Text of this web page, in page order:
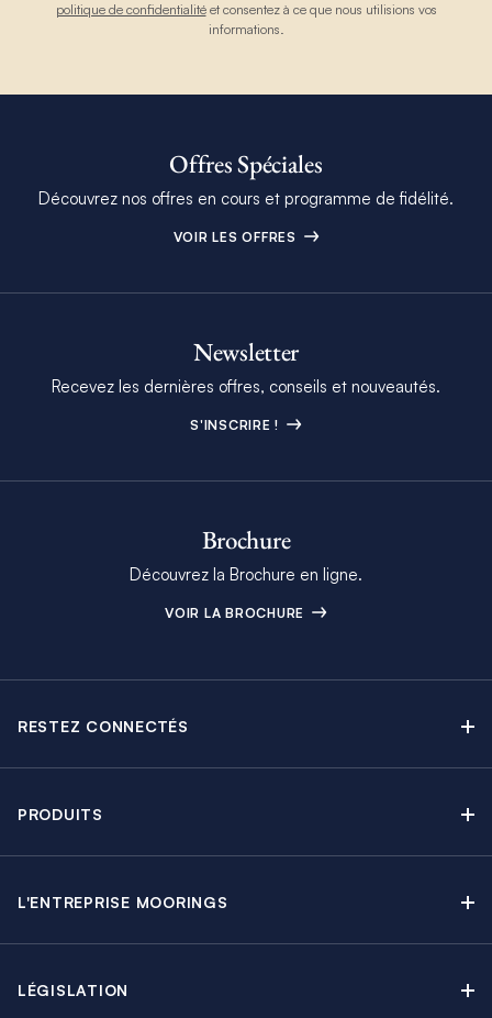
politique de confidentialitéet consentez à ce que nous utilisions vos
informations.
Offres Spéciales
Découvrez nos offres en cours et programme de fidélité.
VOIR LES OFFRES
Newsletter
Recevez les dernières offres, conseils et nouveautés.
S'INSCRIRE !
Brochure
Découvrez la Brochure en ligne.
VOIR LA BROCHURE
RESTEZ CONNECTÉS
Offres en cours
PRODUITS
Groupes & Incentives
L'ENTREPRISE MOORINGS
LÉGISLATION